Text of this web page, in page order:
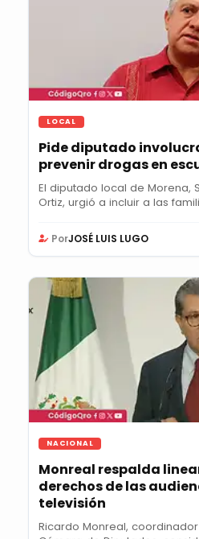
LOCAL
Pide diputado
prevenir drogas en
El diputado local de Morena,
Ortiz, urgió a incluir a las
PorJOSÉ LUIS LUGO
NACIONAL
Monreal respalda
derechos de las
televisión
Ricardo Monreal,